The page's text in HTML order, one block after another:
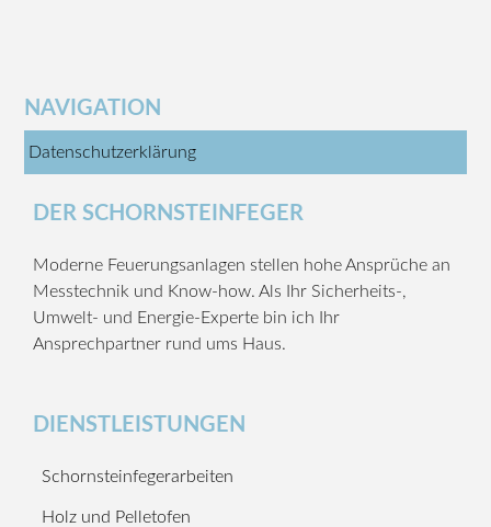
NAVIGATION
Datenschutzerklärung
DER SCHORNSTEINFEGER
Moderne Feuerungsanlagen stellen hohe Ansprüche an
Messtechnik und Know-how. Als Ihr Sicherheits-,
Umwelt- und Energie-Experte bin ich Ihr
Ansprechpartner rund ums Haus.
DIENSTLEISTUNGEN
Schornsteinfegerarbeiten
Holz und Pelletofen